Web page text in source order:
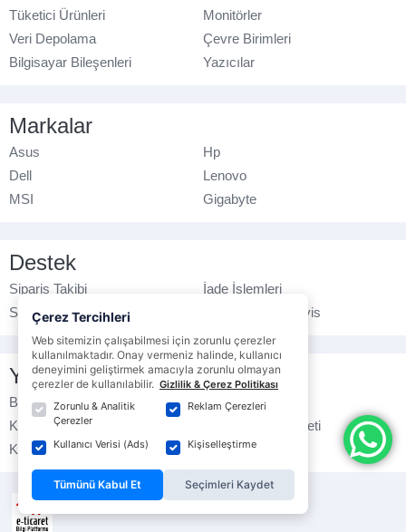
Tüketici Ürünleri
Monitörler
Veri Depolama
Çevre Birimleri
Bilgisayar Bileşenleri
Yazıcılar
Markalar
Asus
Hp
Dell
Lenovo
MSI
Gigabyte
Destek
Sipariş Takibi
İade İşlemleri
Sık Sorulan Sorular
Yetkili Teknik Servis
Yasal Bilgilendirme
Banka Hesap No
Çerez Politikası
Kullanım Koşulları
Ticari Elektronik İleti
K.V.K.K. Politikası
Veri Gizliliği
Çerez Tercihleri
Web sitemizin çalışabilmesi için zorunlu çerezler
kullanılmaktadır. Onay vermeniz halinde, kullanıcı
deneyimini geliştirmek amacıyla zorunlu olmayan
çerezler de kullanılabilir. Gizlilik & Çerez Politikası
Zorunlu & Analitik
Çerezler
Reklam Çerezleri
Kullanıcı Verisi (Ads) Kişiselleştirme
Tümünü Kabul Et Seçimleri Kaydet